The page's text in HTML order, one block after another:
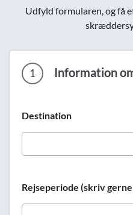
Udfyld formularen, og få
1 Information
Destination
Rejseperiode (skriv